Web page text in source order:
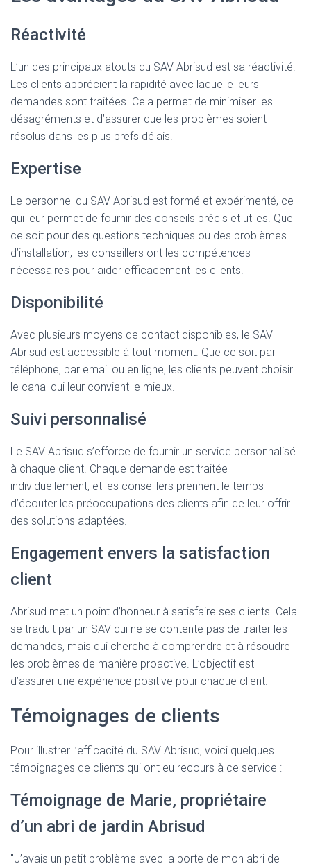
Réactivité
L’un des principaux atouts du SAV Abrisud est sa réactivité.
Les clients apprécient la rapidité avec laquelle leurs
demandes sont traitées. Cela permet de minimiser les
désagréments et d’assurer que les problèmes soient
résolus dans les plus brefs délais.
Expertise
Le personnel du SAV Abrisud est formé et expérimenté, ce
qui leur permet de fournir des conseils précis et utiles. Que
ce soit pour des questions techniques ou des problèmes
d’installation, les conseillers ont les compétences
nécessaires pour aider efficacement les clients.
Disponibilité
Avec plusieurs moyens de contact disponibles, le SAV
Abrisud est accessible à tout moment. Que ce soit par
téléphone, par email ou en ligne, les clients peuvent choisir
le canal qui leur convient le mieux.
Suivi personnalisé
Le SAV Abrisud s’efforce de fournir un service personnalisé
à chaque client. Chaque demande est traitée
individuellement, et les conseillers prennent le temps
d’écouter les préoccupations des clients afin de leur offrir
des solutions adaptées.
Engagement envers la satisfaction
client
Abrisud met un point d’honneur à satisfaire ses clients. Cela
se traduit par un SAV qui ne se contente pas de traiter les
demandes, mais qui cherche à comprendre et à résoudre
les problèmes de manière proactive. L’objectif est
d’assurer une expérience positive pour chaque client.
Témoignages de clients
Pour illustrer l’efficacité du SAV Abrisud, voici quelques
témoignages de clients qui ont eu recours à ce service :
Témoignage de Marie, propriétaire
d’un abri de jardin Abrisud
"J’avais un petit problème avec la porte de mon abri de